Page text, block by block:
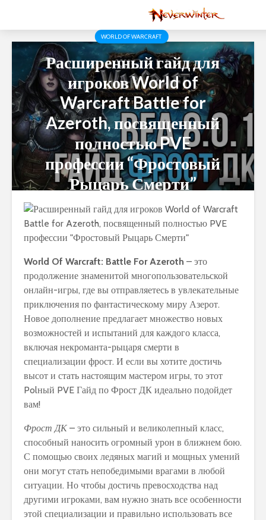
WORLD OF WARCRAFT
Расширенный гайд для
игроков World of
Warcraft Battle for
Azeroth, посвященный
полностью PVE
профессии “Фростовый
Рыцарь Смерти”
World Of Warcraft: Battle For Azeroth – это
продолжение знаменитой многопользовательской
онлайн-игры, где вы отправляетесь в увлекательные
приключения по фантастическому миру Азерот.
Новое дополнение предлагает множество новых
возможностей и испытаний для каждого класса,
включая некроманта-рыцаря смерти в
специализации фрост. И если вы хотите достичь
высот и стать настоящим мастером игры, то этот
Polный PVE Гайд по Фрост ДК идеально подойдет
вам!
Фрост ДК – это сильный и великолепный класс,
способный наносить огромный урон в ближнем бою.
С помощью своих ледяных магий и мощных умений
они могут стать непобедимыми врагами в любой
ситуации. Но чтобы достичь превосходства над
другими игроками, вам нужно знать все особенности
этой специализации и правильно использовать все